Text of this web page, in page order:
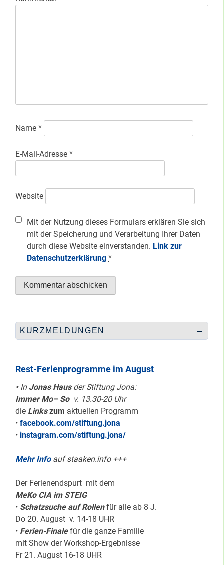
Name *
E-Mail-Adresse *
Website
Mit der Nutzung dieses Formulars erklären Sie sich
mit der Speicherung und Verarbeitung Ihrer Daten
durch diese Website einverstanden. Link zur
Datenschutzerklärung *
KURZMELDUNGEN
Rest-Ferienprogramme im August
•InJonas Hausder Stiftung Jona:
Immer Mo– So v. 13.30-20 Uhr
die Linkszum aktuellen Programm
• facebook.com/stiftung.jona
• instagram.com/stiftung.jona/
Mehr Infoauf staaken.info +++
Der Ferienendspurt mit dem
MeKo CIA im STEIG
• Schatzsuche auf Rollenfür alle ab 8 J.
Do 20. August v. 14-18 UHR
• Ferien-Finalefür die ganze Familie
mit Show der Workshop-Ergebnisse
Fr 21. August 16-18 UHR